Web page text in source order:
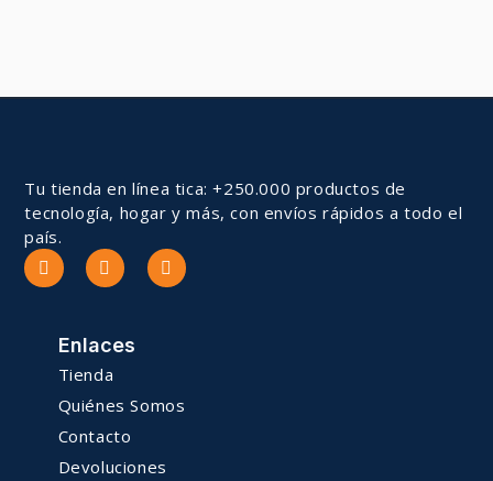
Tu tienda en línea tica: +250.000 productos de
tecnología, hogar y más, con envíos rápidos a todo el
país.
Enlaces
Tienda
Quiénes Somos
Contacto
Devoluciones